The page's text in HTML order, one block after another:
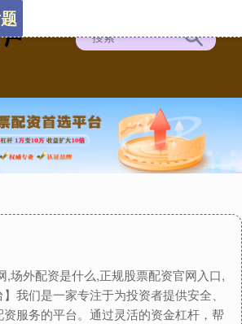
,场外配资是什么,正规股票配资官网入口,
】我们是一家专注于为投资者提供安全、
服务的平台。通过灵活的资金杠杆，帮